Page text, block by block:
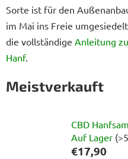
Sorte ist für den
im Mai ins Freie
die vollständige Anleitung
Hanf.
Meistverkauft
CBD
Auf Lager
€17,90